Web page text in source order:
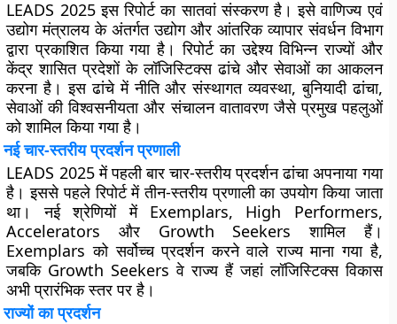
LEADS 2025 इस रिपोर्ट का सातवां संस्करण है। इसे वाणिज्य एवं
उद्योग मंत्रालय के अंतर्गत उद्योग और आंतरिक व्यापार संवर्धन विभाग
द्वारा प्रकाशित किया गया है। रिपोर्ट का उद्देश्य विभिन्न राज्यों और
केंद्र शासित प्रदेशों के लॉजिस्टिक्स ढांचे और सेवाओं का आकलन
करना है। इस ढांचे में नीति और संस्थागत व्यवस्था, बुनियादी ढांचा,
सेवाओं की विश्वसनीयता और संचालन वातावरण जैसे प्रमुख पहलुओं
को शामिल किया गया है।
नई चार-स्तरीय प्रदर्शन प्रणाली
LEADS 2025 में पहली बार चार-स्तरीय प्रदर्शन ढांचा अपनाया गया
है। इससे पहले रिपोर्ट में तीन-स्तरीय प्रणाली का उपयोग किया जाता
था। नई श्रेणियों में Exemplars, High Performers,
Accelerators और Growth Seekers शामिल हैं।
Exemplars को सर्वोच्च प्रदर्शन करने वाले राज्य माना गया है,
जबकि Growth Seekers वे राज्य हैं जहां लॉजिस्टिक्स विकास
अभी प्रारंभिक स्तर पर है।
राज्यों का प्रदर्शन